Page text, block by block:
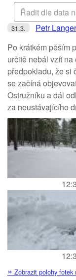
Řadit dle data
31.3. Petr Langer
Po krátkém pěším
určitě nebál vzít
předpokladu, že si
se začíná
Ostružníku a dál
za neustávajícího
» Zobrazit polohy fotek